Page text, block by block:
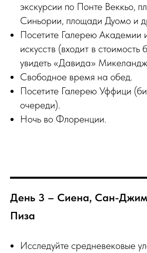
экскурсии по Понте Веккьо,
Синьории, площади Дуомо и
Посетите Галерею Академии
искусств (входит в стоимость
увидеть «Давида»
Свободное время на обед.
Посетите Галерею Уффици
очереди).
Ночь во Флоренции.
День 3 – Сиена, Сан-
Пиза
Исследуйте средневековые